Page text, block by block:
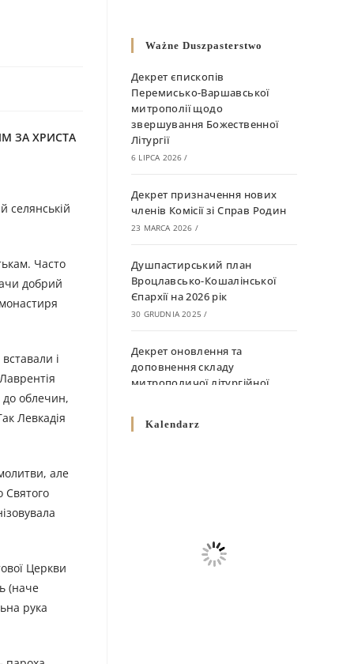
ЗА ХРИСТА
селянській
Часто
добрий
і
облечин,
Левкадія
але
Святого
Церкви
(наче
рука
Ważne Duszpasterstwo
Декрет єпископів
Перемисько-Варшавської
митрополії щодо
звершування Божественної
Літургії
6 LIPCA 2026 /
Декрет призначення нових
членів Комісії зі Справ Родин
23 MARCA 2026 /
Душпастирський план
Вроцлавсько-Кошалінської
Єпархії на 2026 рік
30 GRUDNIA 2025 /
Декрет оновлення та
доповнення складу
митрополичої літургійної
10 GRUDNIA 2025
Декрет про відзначення
Великодня і всіх рухомих
Kalendarz